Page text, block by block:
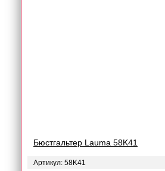
Бюстгальтер Lauma 58K41
Артикул: 58K41